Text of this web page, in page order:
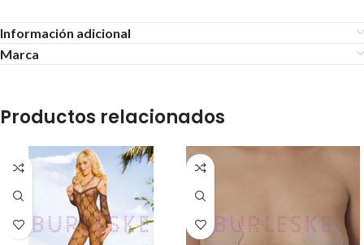
Información adicional
Marca
Productos relacionados